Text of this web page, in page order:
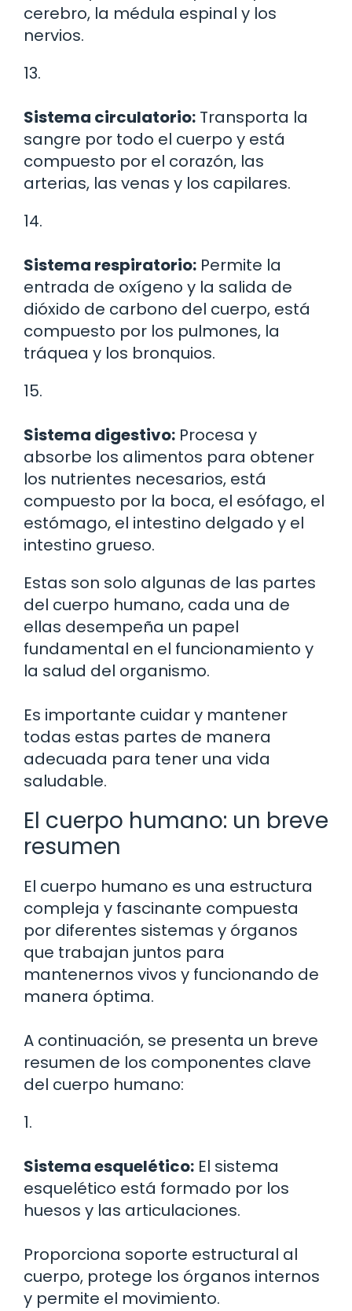
cerebro, la médula espinal y los
nervios.
13.
Sistema circulatorio: Transporta la
sangre por todo el cuerpo y está
compuesto por el corazón, las
arterias, las venas y los capilares.
14.
Sistema respiratorio: Permite la
entrada de oxígeno y la salida de
dióxido de carbono del cuerpo, está
compuesto por los pulmones, la
tráquea y los bronquios.
15.
Sistema digestivo: Procesa y
absorbe los alimentos para obtener
los nutrientes necesarios, está
compuesto por la boca, el esófago, el
estómago, el intestino delgado y el
intestino grueso.
Estas son solo algunas de las partes
del cuerpo humano, cada una de
ellas desempeña un papel
fundamental en el funcionamiento y
la salud del organismo.
Es importante cuidar y mantener
todas estas partes de manera
adecuada para tener una vida
saludable.
El cuerpo humano: un breve
resumen
El cuerpo humano es una estructura
compleja y fascinante compuesta
por diferentes sistemas y órganos
que trabajan juntos para
mantenernos vivos y funcionando de
manera óptima.
A continuación, se presenta un breve
resumen de los componentes clave
del cuerpo humano:
1.
Sistema esquelético: El sistema
esquelético está formado por los
huesos y las articulaciones.
Proporciona soporte estructural al
cuerpo, protege los órganos internos
y permite el movimiento.